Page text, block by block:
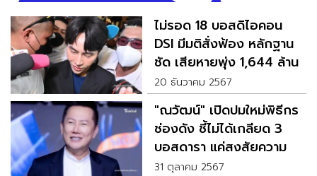
ไม่รอด 18 บอสดิไอคอน
DSI มีมติสั่งฟ้อง หลักฐาน
ชัด เสียหายพุ่ง 1,644 ล้าน
20 ธันวาคม 2567
"ณวัฒน์" เปิดปมใหม่พิธีกร
ช่องดัง ชี้ไม่ได้เกลียด 3
บอสดารา แค่สงสัยความ
รวย
31 ตุลาคม 2567